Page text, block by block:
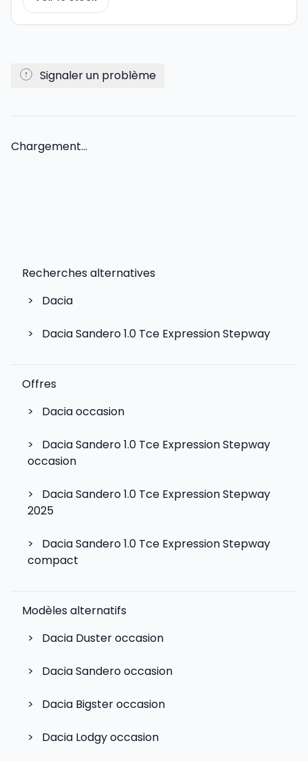
Signaler un problème
Chargement...
Recherches alternatives
>
Dacia
> Dacia Sandero 1.0 Tce Expression Stepway
Offres
>
Dacia occasion
>
Dacia Sandero 1.0 Tce Expression Stepway
occasion
>
Dacia Sandero 1.0 Tce Expression Stepway
2025
>
Dacia Sandero 1.0 Tce Expression Stepway
compact
Modèles alternatifs
>
Dacia Dusteroccasion
> Dacia Sanderooccasion
> Dacia Bigsteroccasion
> Dacia Lodgyoccasion